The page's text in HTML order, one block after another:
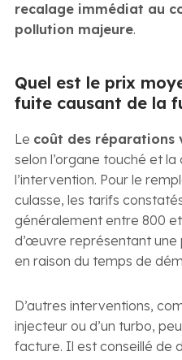
recalage immédiat au
pollution majeure.
Quel est le prix
fuite causant de la
Le coût des réparations
selon l’organe touché et
l’intervention. Pour le
culasse, les tarifs
généralement entre 800
d’œuvre représentant
en raison du temps de
D’autres interventions,
injecteur ou d’un turbo,
facture. Il est conseillé de